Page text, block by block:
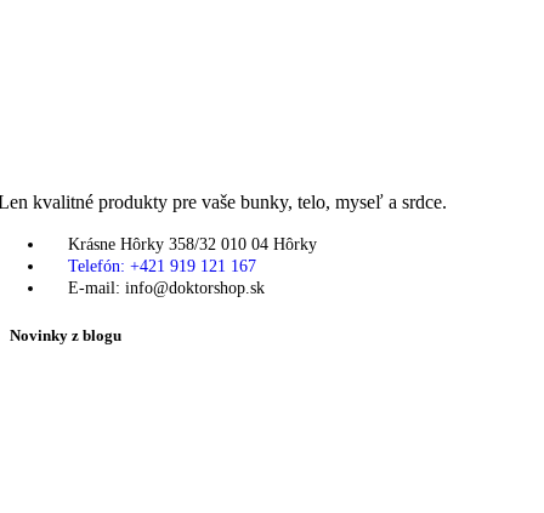
kvalitné produkty pre vaše bunky, telo, myseľ a srdce.
Krásne Hôrky 358/32 010 04 Hôrky
Telefón: +421 919 121 167
E-mail: info@doktorshop.sk
Novinky z blogu